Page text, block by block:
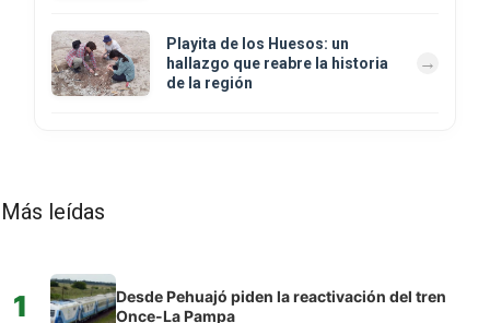
Playita de los Huesos: un
hallazgo que reabre la historia
de la región
Más leídas
1
Desde Pehuajó piden la reactivación del tren
Once-La Pampa